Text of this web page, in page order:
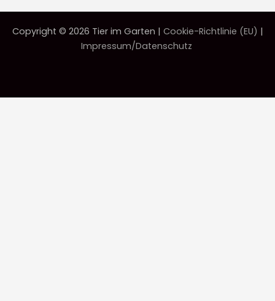
Copyright © 2026 Tier im Garten | Cookie-Richtlinie (EU) |
Impressum/Datenschutz